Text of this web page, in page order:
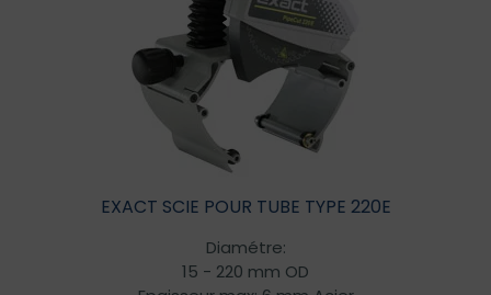
EXACT SCIE POUR TUBE TYPE 220E
Diamétre:
15 - 220 mm OD